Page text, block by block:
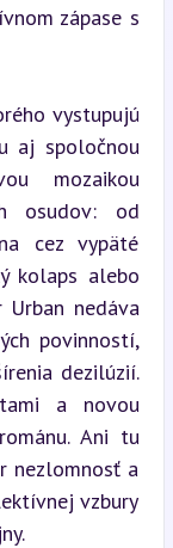
zápase s
vystupujú
aj spoločnou
mozaikou
osudov: od
cez vypäté
kolaps alebo
nedáva
povinností,
dezilúzií.
a novou
Ani tu
nezlomnosť a
vzbury